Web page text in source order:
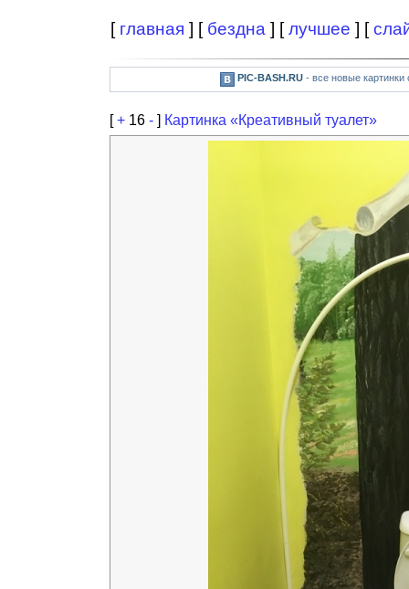
[ главная ] [ бездна ] [лучшее ] [
PIC-BASH.RU- все новые картинки
[+ 16 - ] Картинка «Креативный туалет»